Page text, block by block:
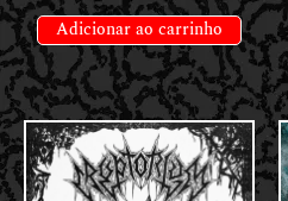
Adicionar ao carrinho